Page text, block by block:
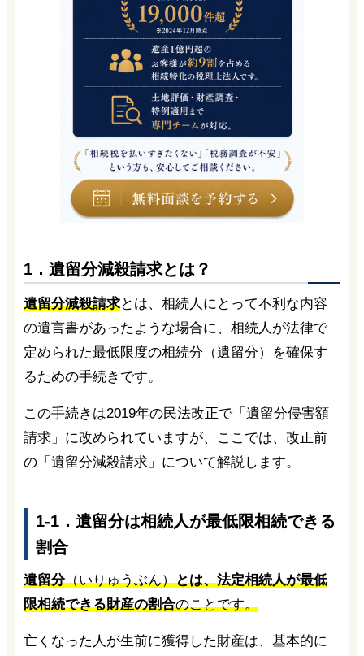
1．遺留分減殺請求とは？
遺留分減殺請求とは、相続人にとって不利な内容
の遺言書があったような場合に、相続人が法律で
定められた最低限度の相続分（遺留分）を確保す
るための手続きです。
この手続きは2019年の民法改正で「遺留分侵害額
請求」に改められていますが、ここでは、改正前
の「遺留分減殺請求」について解説します。
1-1．遺留分は相続人が最低限相続できる
割合
遺留分（いりゅうぶん）とは、法定相続人が最低
限相続できる財産の割合のことです。
亡くなった人が生前に獲得した財産は、基本的に